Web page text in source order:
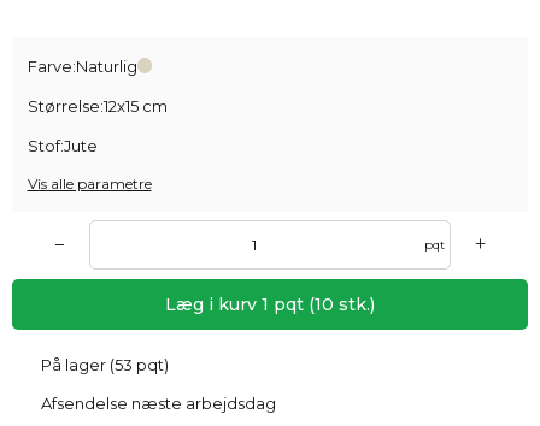
Farve:Naturlig
Størrelse:12x15 cm
Stof:Jute
Vis alle parametre
– pqt +
Læg i kurv 1 pqt (10 stk.)
På lager (53 pqt)
Afsendelse næste arbejdsdag